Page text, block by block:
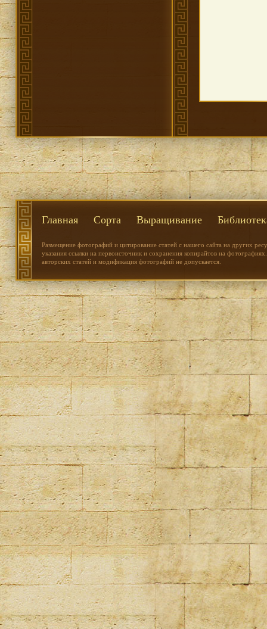
Главная Сорта Выращивание
Размещение фотографий и цитирование статей с нашего сайта на других
указания ссылки на первоисточник и сохранения копирайтов на
авторских статей и модификация фотографий не допускается.